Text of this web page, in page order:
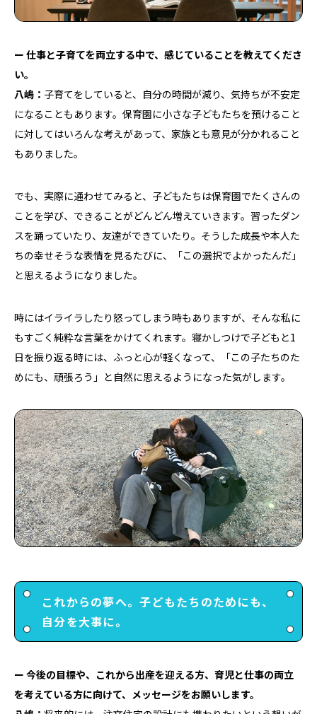
Menu
ArchitectNowとは
対談
ー 仕事と子育てを両立する中で、感じていることを教えてくださ
い。
八嶋： 子育てをしていると、自分の時間が減り、気持ちが不安定
になることもあります。保育園に小さな子どもたちを預けること
に対してはいろんな考えがあって、家族とも意見が分かれること
もありました。
でも、実際に通わせてみると、子どもたちは保育園でたくさんの
ことを学び、できることがどんどん増えていきます。習ったダン
スを踊っていたり、友達ができていたり。そうした成長や本人た
ちの幸せそうな表情を見るたびに、「この選択でよかったんだ」
と思えるようになりました。
時にはイライラしたり怒ってしまう時もありますが、そんな私に
もすごく純粋な言葉をかけてくれます。寝かしつけで子どもと1
日を振り返る時には、ふっと心が軽くなって、「この子たちのた
めにも、頑張ろう」と自然に思えるようになった気がします。
これからの夢へ。子どもたちのためにも、
自分を大事に。
ー 今後の目標や、これから出産を迎える方、育児と仕事の両立
を考えている方に向けて、メッセージをお願いします。